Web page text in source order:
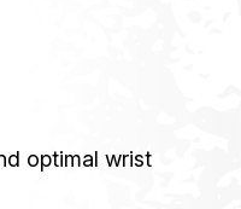
optimal wrist